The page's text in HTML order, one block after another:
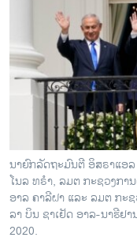
ຊີວິດຊາວລາວ
ຊຸມຊົນຊາວລາວ
ວິທະຍາສາດ-ເທັກໂນໂລຈີ
ທຸລະກິດ
ພາສາອັງກິດ
ວີດີໂອ
ສຽງ
ລາຍການກະຈາຍສຽງ
ຕິດຕາມພວກເຮົາ ທີ່
ນາຍົກລັດຖະມົນຕີ ອິສຣາແອ
ໂນລ ທຣຳ, ລມຕ ກະຊວງກາ
ອາລ ຄາລີຝາ ແລະ ລມຕ ກະ
ລາ ບິນ ຊາເຢັດ ອາລ-ນາຮີຢ
2020.